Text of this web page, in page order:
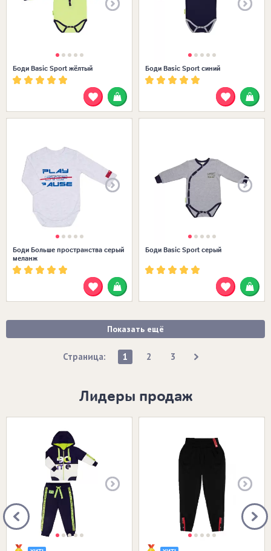
Боди Basic Sport жёлтый Боди Basic Sport синий
Боди Больше пространства серый
меланж
Боди Basic Sport серый
Показать ещё
Страница: 1 2 3
Лидеры продаж
Размеры в наличии: